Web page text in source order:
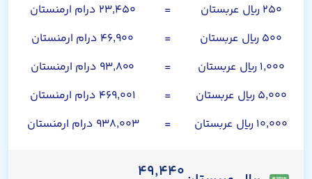
۲۵۰ ریال عربستان
=
۲۳,۴۵۰ درام ارمنستان
۵۰۰ ریال عربستان
=
۴۶,۹۰۰ درام ارمنستان
۱,۰۰۰ ریال عربستان
=
۹۳,۸۰۰ درام ارمنستان
۵,۰۰۰ ریال عربستان
=
۴۶۹,۰۰۱ درام ارمنستان
۱۰,۰۰۰ ریال عربستان
= ۹۳۸,۰۰۳ درام ارمنستان
۴۹,۴۴۰